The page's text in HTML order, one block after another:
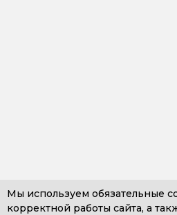
Мы используем обязательные
корректной работы сайта, а